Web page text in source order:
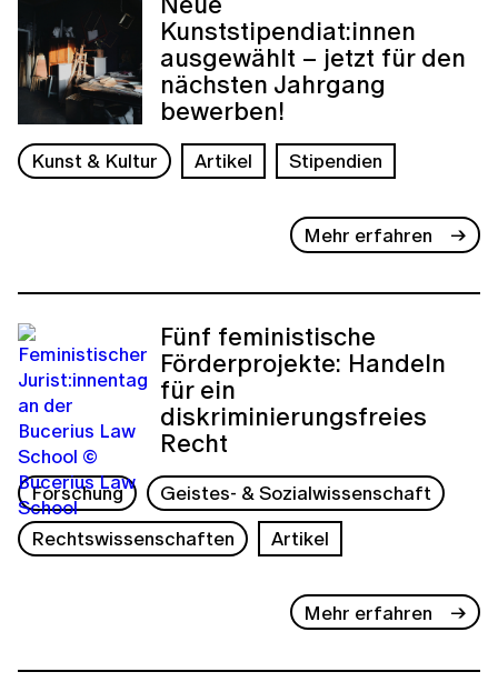
Kunststipendiat:innen
ausgewählt – jetzt für den
nächsten Jahrgang
bewerben!
Kunst & Kultur Artikel Stipendien
Mehr erfahren
Fünf feministische
Förderprojekte: Handeln
für ein
diskriminierungsfreies
Recht
Forschung
Geistes- & Sozialwissenschaft
Rechtswissenschaften
Artikel
Mehr erfahren